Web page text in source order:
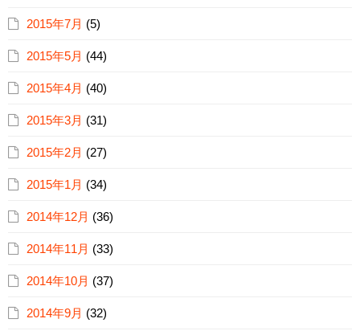
2015年7月 (5)
2015年5月 (44)
2015年4月 (40)
2015年3月 (31)
2015年2月 (27)
2015年1月 (34)
2014年12月 (36)
2014年11月 (33)
2014年10月 (37)
2014年9月 (32)